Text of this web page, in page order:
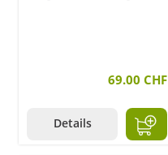
69.00 CHF
Details